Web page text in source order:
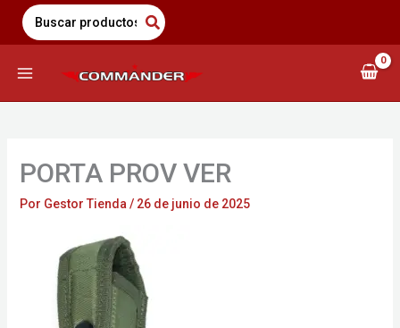
Saltar
contenido
Search
for:
PORTA PROV VER
Por Gestor Tienda / 26 de junio de 2025